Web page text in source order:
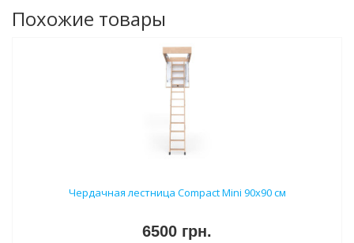
Похожие товары
Чердачная лестница Compact Mini 90х90 см
6500 грн.